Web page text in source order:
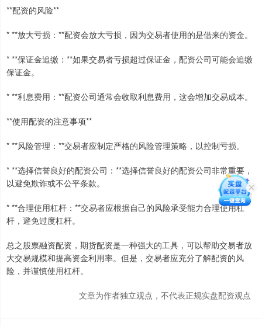
**配资的风险**
* **放大亏损：**配资会放大亏损，因为交易者使用的是借来的资金。
* **保证金追缴：**如果交易者亏损超过保证金，配资公司可能会追缴
保证金。
* **利息费用：**配资公司通常会收取利息费用，这会增加交易成本。
**使用配资的注意事项**
* **风险管理：**交易者应制定严格的风险管理策略，以控制亏损。
* **选择信誉良好的配资公司：**选择信誉良好的配资公司非常重要，
以避免欺诈或不公平条款。
* **合理使用杠杆：**交易者应根据自己的风险承受能力合理使用杠
杆，避免过度杠杆。
总之股票融资配资，期货配资是一种强大的工具，可以帮助交易者放
大交易规模和提高资金利用率。但是，交易者应充分了解配资的风
险，并谨慎使用杠杆。
文章为作者独立观点，不代表正规实盘配资观点